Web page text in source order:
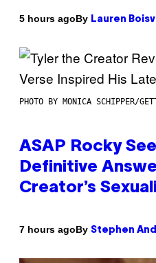
5 hours agoBy Lauren
PHOTO BY MONICA SCHIPPER/
ASAP Rocky
Definitive
Creator’s
7 hours agoBy Stephen